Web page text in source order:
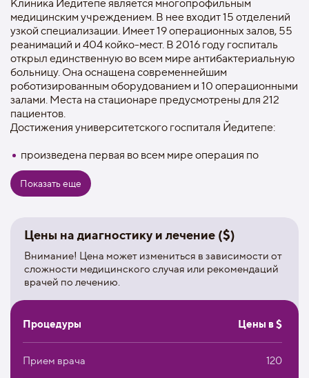
Клиника Йедитепе является многопрофильным
медицинским учреждением. В нее входит 15 отделений
узкой специализации. Имеет 19 операционных залов, 55
реанимаций и 404 койко-мест. В 2016 году госпиталь
открыл единственную во всем мире антибактериальную
больницу. Она оснащена современнейшим
роботизированным оборудованием и 10 операционными
залами. Места на стационаре предусмотрены для 212
пациентов.
Достижения университетского госпиталя Йедитепе:
произведена первая во всем мире операция по
пересадке коленной чашечки из собственных тканей;
создание единственного в Турции банка крови;
произведена первая в стране трансплантация сердца.
Клиника имеет аккредитацию JCI (Joint Commission
International). Оснащена современной аппаратурой
(Tesla MPT-система, гамма-камеры, ПЭТ/КТ,
мультиспиральная компьютерная томография), которая
позволяет более точно диагностировать заболевание.
Медицинский персонал госпиталя насчитывает 5 тысяч
человек. В университетской клинике работает много
врачей с ученой степенью, которые не только
Показать еще
Цены на диагностику и лечение ($)
Внимание! Цена может измениться в зависимости от
сложности медицинского случая или рекомендаций
врачей по лечению.
Процедуры Цены в $
Прием врача 120